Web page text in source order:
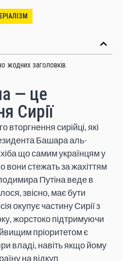
жодних заголовків.
— це
Сирії
вторгнення сирійці, які
Башара аль-
що самим українцям у
вони стежать за жахіттям
Путіна веде в
звісно, має бути
окупує частину Сирії з
жорстоко підтримуючи
пріоритетом є
владі, навіть якщо йому
на відкуп